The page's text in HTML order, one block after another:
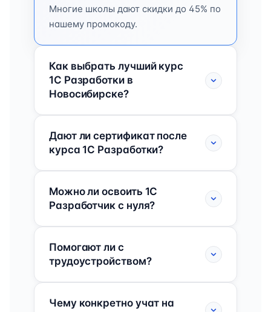
Многие школы дают скидки до 45% по
нашему промокоду.
Как выбрать лучший курс
1C Разработки в
Новосибирске?
Дают ли сертификат после
курса 1C Разработки?
Можно ли освоить 1C
Разработчик с нуля?
Помогают ли с
трудоустройством?
Чему конкретно учат на